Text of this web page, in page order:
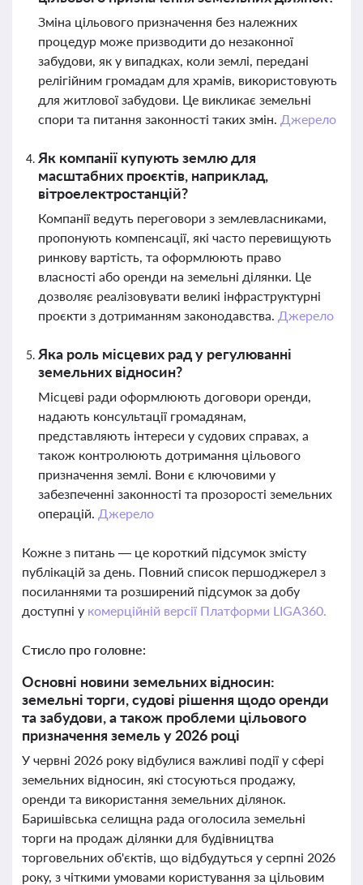
Зміна цільового призначення без належних
процедур може призводити до незаконної
забудови, як у випадках, коли землі, передані
релігійним громадам для храмів, використовують
для житлової забудови. Це викликає земельні
спори та питання законності таких змін. Джерело
Як компанії купують землю для
масштабних проєктів, наприклад,
вітроелектростанцій?
Компанії ведуть переговори з землевласниками,
пропонують компенсації, які часто перевищують
ринкову вартість, та оформлюють право
власності або оренди на земельні ділянки. Це
дозволяє реалізовувати великі інфраструктурні
проєкти з дотриманням законодавства. Джерело
Яка роль місцевих рад у регулюванні
земельних відносин?
Місцеві ради оформлюють договори оренди,
надають консультації громадянам,
представляють інтереси у судових справах, а
також контролюють дотримання цільового
призначення землі. Вони є ключовими у
забезпеченні законності та прозорості земельних
операцій. Джерело
Кожне з питань — це короткий підсумок змісту
публікацій за день. Повний список першоджерел з
посиланнями та розширений підсумок за добу
доступні у комерційній версії Платформи LIGA360.
Стисло про головне:
Основні новини земельних відносин:
земельні торги, судові рішення щодо оренди
та забудови, а також проблеми цільового
призначення земель у 2026 році
У червні 2026 року відбулися важливі події у сфері
земельних відносин, які стосуються продажу,
оренди та використання земельних ділянок.
Баришівська селищна рада оголосила земельні
торги на продаж ділянки для будівництва
торговельних об'єктів, що відбудуться у серпні 2026
року, з чіткими умовами користування за цільовим